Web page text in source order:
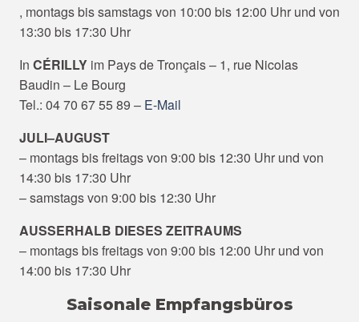
, montags bis samstags von 10:00 bis 12:00 Uhr und von
13:30 bis 17:30 Uhr
In CÉRILLY im Pays de Tronçais – 1, rue Nicolas
Baudin – Le Bourg
Tel.: 04 70 67 55 89 – E-Mail
JULI–AUGUST
– montags bis freitags von 9:00 bis 12:30 Uhr und von
14:30 bis 17:30 Uhr
– samstags von 9:00 bis 12:30 Uhr
AUSSERHALB DIESES ZEITRAUMS
– montags bis freitags von 9:00 bis 12:00 Uhr und von
14:00 bis 17:30 Uhr
Saisonale Empfangsbüros